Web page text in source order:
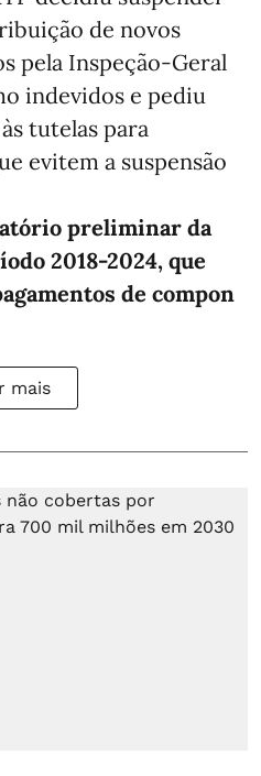
de novos
pela Inspeção-Geral
indevidos e pediu
tutelas para
evitem a suspensão
preliminar da
2018-2024, que
de compon
mais